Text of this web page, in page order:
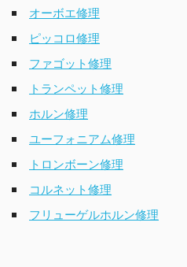
オーボエ修理
ピッコロ修理
ファゴット修理
トランペット修理
ホルン修理
ユーフォニアム修理
トロンボーン修理
コルネット修理
フリューゲルホルン修理